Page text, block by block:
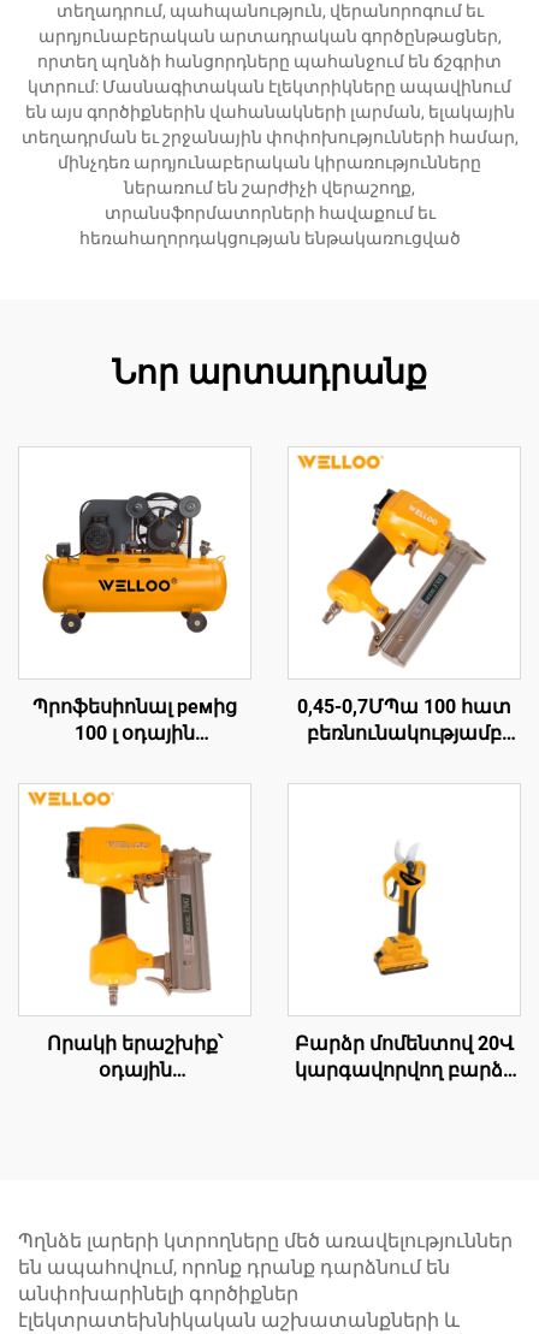
տեղադրում, պահպանություն, վերանորոգում եւ
արդյունաբերական արտադրական գործընթացներ,
որտեղ պղնձի հանցորդները պահանջում են ճշգրիտ
կտրում: Մասնագիտական էլեկտրիկները ապավինում
են այս գործիքներին վահանակների լարման, ելակային
տեղադրման եւ շրջանային փոփոխությունների համար,
մինչդեռ արդյունաբերական կիրառությունները
ներառում են շարժիչի վերաշողք,
տրանսֆորմատորների հավաքում եւ
հեռահաղորդակցության ենթակառուցված
Նոր արտադրանք
Պրոֆեսիոնալ ремից
100 լ օդային
ձիաուժ
ավտոմասնագիտական
սրահների և
գործարանների
համար
0,45-0,7ՄՊա 100 հատ
բեռնունակությամբ
մեքենա՝ փայտե
օդային ատրճանակի
սարք
Որակի երաշխիք՝
օդային
Բարձր մոմենտով 20Վ
կարգավորվող բարձր
Պղնձե լարերի կտրողները մեծ առավելություններ
են ապահովում, որոնք դրանք դարձնում են
անփոխարինելի գործիքներ
էլեկտրատեխնիկական աշխատանքների և